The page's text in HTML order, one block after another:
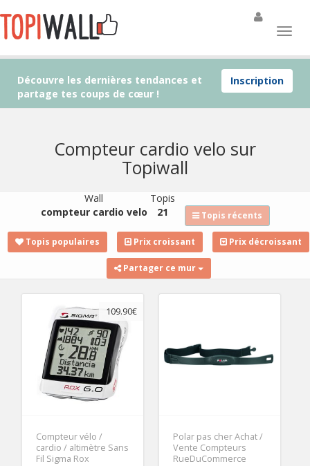
Inscription
Découvre les dernières tendances et
partage tes coups de cœur !
Compteur cardio velo sur
Topiwall
Wall
compteur cardio velo
Topis
21
Topis récents
Topis populaires Prix croissant Prix décroissant
Partager ce mur
109.90€
Compteur vélo /
cardio / altimètre Sans
Fil Sigma Rox
Polar pas cher Achat /
Vente Compteurs
RueDuCommerce